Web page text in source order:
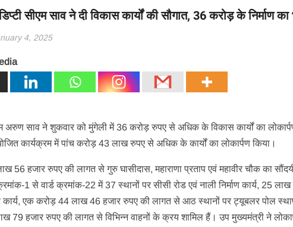
सीएम साव ने दी विकास कार्यों की सौगात, 36 करोड़ के निर्माण
4, 2025
अरुण साव ने शुकवार को मुंगेली में 36 करोड़ रुपए से अधिक के विकास कार्यों का
कार्यक्रम में पांच करोड़ 43 लाख रुपए से अधिक के कार्यों का लोकार्पण किया।
लाख 56 हजार रुपए की लागत से गुरु घासीदास, महाराणा प्रताप एवं महावीर चौक का
1 से वार्ड क्रमांक-22 में 37 स्थानों पर सीसी रोड एवं नाली निर्माण कार्य, 25
कार्य, एक करोड़ 44 लाख 46 हजार रुपए की लागत से आठ स्थानों पर ट्यूबलर पोल
79 हजार रुपए की लागत से विभिन्न वाहनों के क्रय शामिल हैं। उप मुख्यमंत्री ने